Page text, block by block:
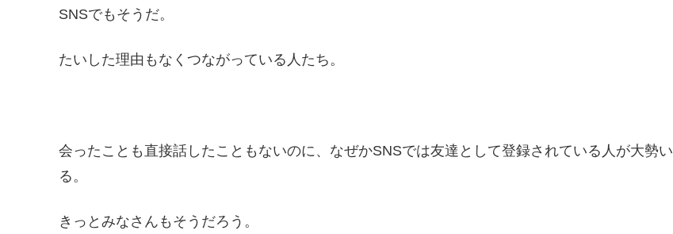
SNSでもそうだ。
たいした理由もなくつながっている人たち。
会ったことも直接話したこともないのに、なぜかSNSでは友達として登録されている人が大勢い
る。
きっとみなさんもそうだろう。